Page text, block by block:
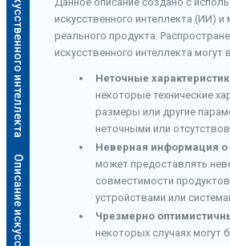
искусственного интеллекта (ИИ)
реального продукта.
искусственного интеллекта могут
Неточные
некоторые технические
размеры или другие
неточными или
Неверная информация о
может предоставлять
совместимости
устройствами или
Чрезмерно
некоторых случаях могут